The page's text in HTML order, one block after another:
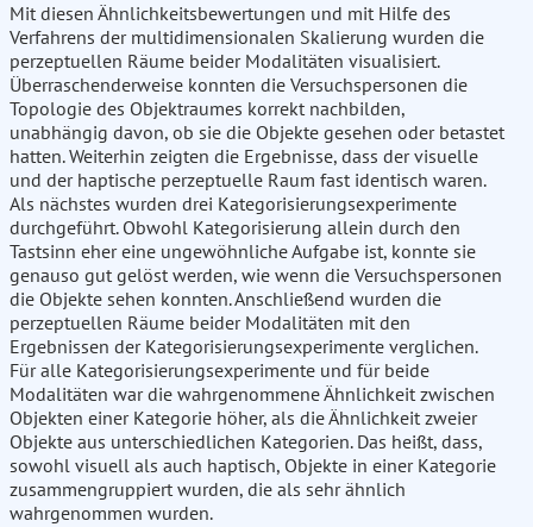
Mit diesen Ähnlichkeitsbewertungen und mit Hilfe des
Verfahrens der multidimensionalen Skalierung wurden die
perzeptuellen Räume beider Modalitäten visualisiert.
Überraschenderweise konnten die Versuchspersonen die
Topologie des Objektraumes korrekt nachbilden,
unabhängig davon, ob sie die Objekte gesehen oder betastet
hatten. Weiterhin zeigten die Ergebnisse, dass der visuelle
und der haptische perzeptuelle Raum fast identisch waren.
Als nächstes wurden drei Kategorisierungsexperimente
durchgeführt. Obwohl Kategorisierung allein durch den
Tastsinn eher eine ungewöhnliche Aufgabe ist, konnte sie
genauso gut gelöst werden, wie wenn die Versuchspersonen
die Objekte sehen konnten. Anschließend wurden die
perzeptuellen Räume beider Modalitäten mit den
Ergebnissen der Kategorisierungsexperimente verglichen.
Für alle Kategorisierungsexperimente und für beide
Modalitäten war die wahrgenommene Ähnlichkeit zwischen
Objekten einer Kategorie höher, als die Ähnlichkeit zweier
Objekte aus unterschiedlichen Kategorien. Das heißt, dass,
sowohl visuell als auch haptisch, Objekte in einer Kategorie
zusammengruppiert wurden, die als sehr ähnlich
wahrgenommen wurden.